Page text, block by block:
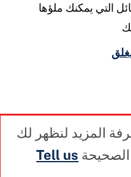
يمكنك ملؤها
المزيد لنظهر لك
Tell us